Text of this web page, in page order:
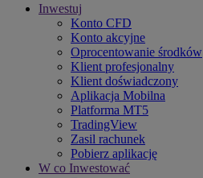
Inwestuj
Konto CFD
Konto akcyjne
Oprocentowanie środków
Klient profesjonalny
Klient doświadczony
Aplikacja Mobilna
Platforma MT5
TradingView
Zasil rachunek
Pobierz aplikację
W co Inwestować